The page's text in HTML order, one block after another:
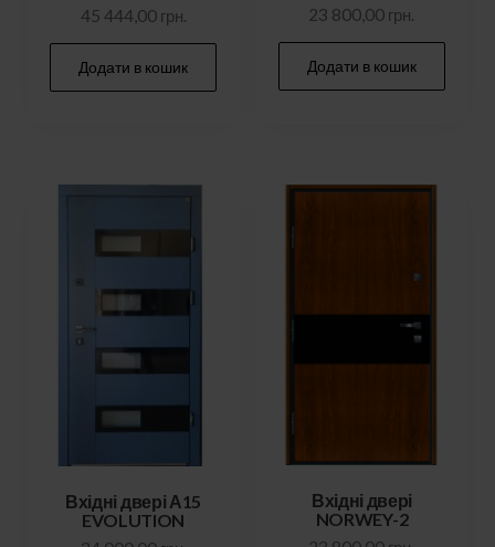
45 444,00 грн.
Додати в кошик
23 800,00 грн.
Додати в кошик
Вхідні двері А15
EVOLUTION
Вхідні двері
NORWEY-2